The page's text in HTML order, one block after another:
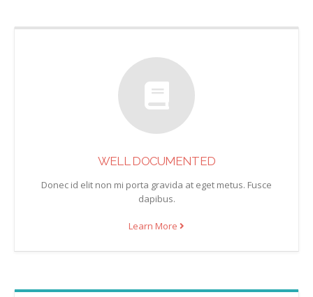
WELL DOCUMENTED
Donec id elit non mi porta gravida at eget metus. Fusce
dapibus.
Learn More